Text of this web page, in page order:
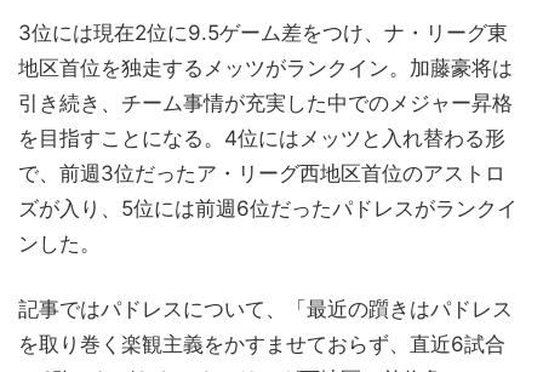
3位には現在2位に9.5ゲーム差をつけ、ナ・リーグ東
地区首位を独走するメッツがランクイン。加藤豪将は
引き続き、チーム事情が充実した中でのメジャー昇格
を目指すことになる。4位にはメッツと入れ替わる形
で、前週3位だったア・リーグ西地区首位のアストロ
ズが入り、5位には前週6位だったパドレスがランクイ
ンした。
記事ではパドレスについて、「最近の躓きはパドレス
を取り巻く楽観主義をかすませておらず、直近6試合